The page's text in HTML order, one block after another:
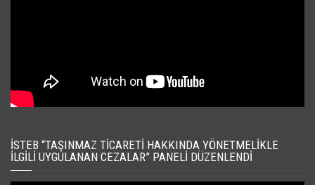
İSTEB “TAŞINMAZ TICARETI HAKKINDA YÖNETMELIKLE
İLGILI UYGULANAN CEZALAR” PANELI DÜZENLENDI